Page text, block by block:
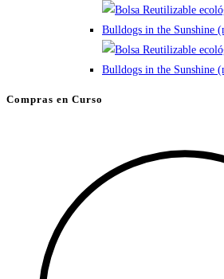
Compras en Curso